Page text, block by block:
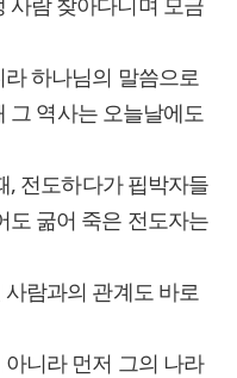
하나님의 말씀으로
그 역사는 오늘날에도
, 전도하다가 핍박자들
도 굶어 죽은 전도자는
람과의 관계도 바로
니라 먼저 그의 나라